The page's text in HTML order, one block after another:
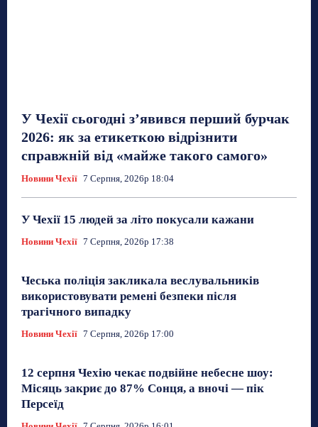
У Чехії сьогодні з’явився перший бурчак
2026: як за етикеткою відрізнити
справжній від «майже такого самого»
Новини Чехії 7 Серпня, 2026р 18:04
У Чехії 15 людей за літо покусали кажани
Новини Чехії 7 Серпня, 2026р 17:38
Чеська поліція закликала веслувальників
використовувати ремені безпеки після
трагічного випадку
Новини Чехії 7 Серпня, 2026р 17:00
12 серпня Чехію чекає подвійне небесне шоу:
Місяць закриє до 87% Сонця, а вночі — пік
Персеїд